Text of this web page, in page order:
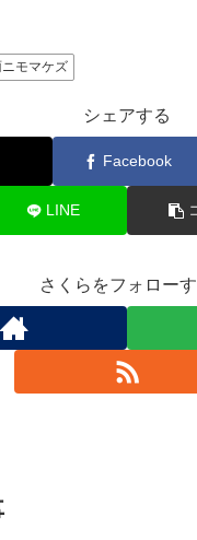
モマケズ
シェアする
Facebook
LINE
さくらをフォロー